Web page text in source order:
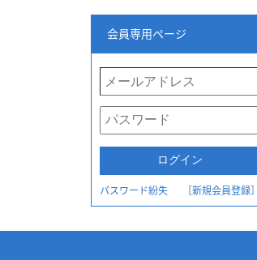
会員専用ページ
パスワード紛失 ［新規会員登録］